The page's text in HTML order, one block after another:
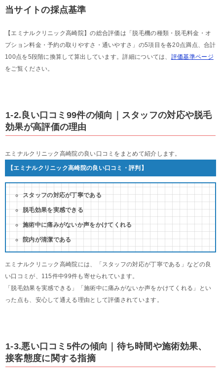
当サイトの採点基準
【エミナルクリニック高崎院】の総合評価は「脱毛機の種類・脱毛料金・オ
プション料金・予約の取りやすさ・通いやすさ」の5項目を各20点満点、合計
100点を5段階に換算して算出しています。詳細については、 評価基準ページ
をご覧ください。
1-2.良い口コミ99件の傾向｜スタッフの対応や脱毛
効果が高評価の理由
エミナルクリニック高崎院の良い口コミをまとめて紹介します。
【エミナルクリニック高崎院の良い口コミ・評判】
スタッフの対応が丁寧である
脱毛効果を実感できる
施術中に痛みがないか声をかけてくれる
院内が清潔である
エミナルクリニック高崎院には、「スタッフの対応が丁寧である」などの良
い口コミが、115件中99件も寄せられています。
「脱毛効果を実感できる」「施術中に痛みがないか声をかけてくれる」とい
った点も、安心して通える理由として評価されています。
1-3.悪い口コミ5件の傾向｜待ち時間や施術効果、
接客態度に関する指摘